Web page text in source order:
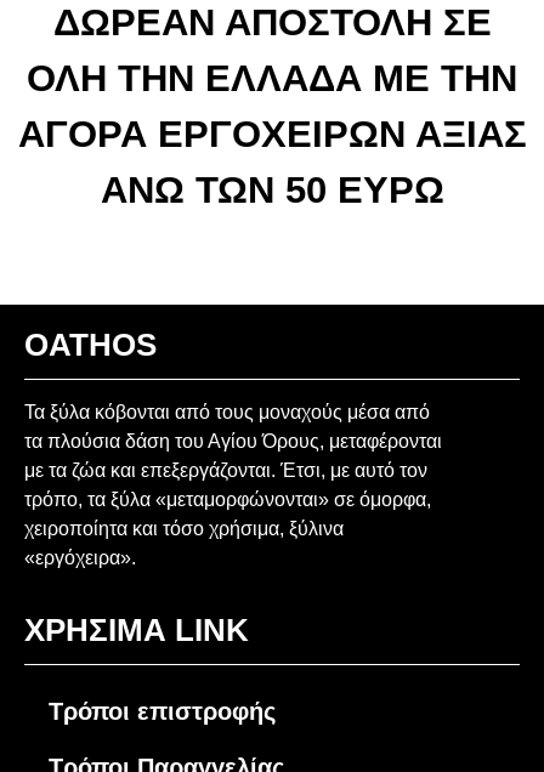
ΔΩΡΕΑΝ ΑΠΟΣΤΟΛΗ ΣΕ
ΟΛΗ ΤΗΝ ΕΛΛΑΔΑ ΜΕ ΤΗΝ
ΑΓΟΡΑ ΕΡΓΟΧΕΙΡΩΝ ΑΞΙΑΣ
ΑΝΩ ΤΩΝ 50 ΕΥΡΩ
OATHOS
Τα ξύλα κόβονται από τους μοναχούς μέσα από
τα πλούσια δάση του Αγίου Όρους, μεταφέρονται
με τα ζώα και επεξεργάζονται. Έτσι, με αυτό τον
τρόπο, τα ξύλα «μεταμορφώνονται» σε όμορφα,
χειροποίητα και τόσο χρήσιμα, ξύλινα
«εργόχειρα».
ΧΡΗΣΙΜΑ LINK
Τρόποι επιστροφής